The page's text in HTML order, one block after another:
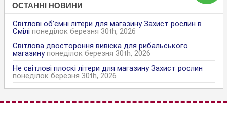
ОСТАННІ НОВИНИ
Світлові об’ємні літери для магазину Захист рослин в
Смілі понеділок березня 30th, 2026
Світлова двостороння вивіска для рибальського
магазину понеділок березня 30th, 2026
Не світлові плоскі літери для магазину Захист рослин
понеділок березня 30th, 2026